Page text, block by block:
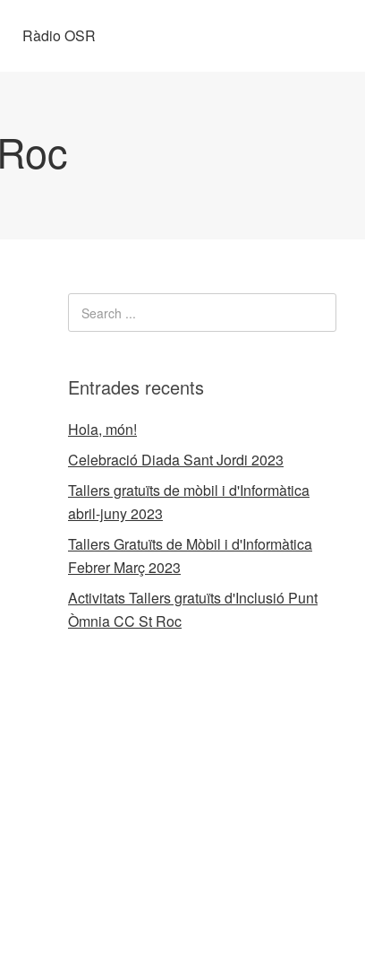
Ràdio OSR
Entrades recents
Hola, món!
Celebració Diada Sant Jordi 2023
Tallers gratuïts de mòbil i d'Informàtica
abril-juny 2023
Tallers Gratuïts de Mòbil i d'Informàtica
Febrer Març 2023
Activitats Tallers gratuïts d'Inclusió Punt
Òmnia CC St Roc